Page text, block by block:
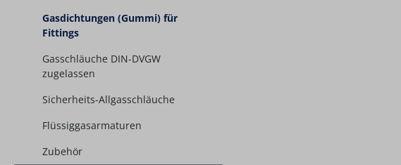
Gasdichtungen (Gummi) für
Fittings
Gasschläuche DIN-DVGW
zugelassen
Sicherheits-Allgasschläuche
Flüssiggasarmaturen
Zubehör